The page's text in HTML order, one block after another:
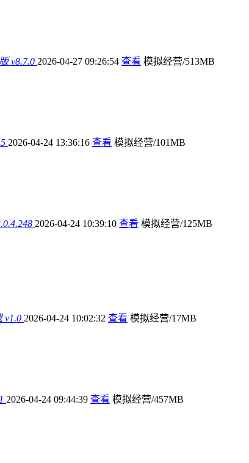
v8.7.0 2026-04-27 09:26:54 查看 模拟经营/513MB
2026-04-24 13:36:16 查看 模拟经营/101MB
2026-04-24 10:39:10 查看 模拟经营/125MB
v1.0 2026-04-24 10:02:32 查看 模拟经营/17MB
2026-04-24 09:44:39 查看 模拟经营/457MB